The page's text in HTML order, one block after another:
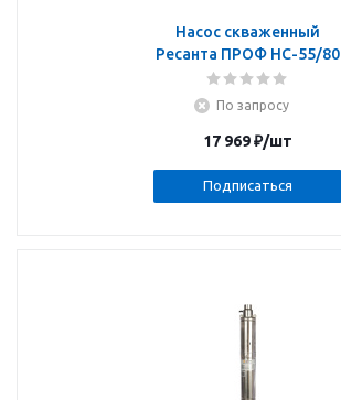
Насос скваженный
Ресанта ПРОФ НС-55/80
По запросу
17 969₽/шт
Подписаться